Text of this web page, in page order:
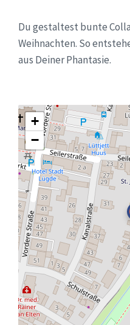
Du gestaltest bunte
Weihnachten. So
aus Deiner Phantasie.
+
−